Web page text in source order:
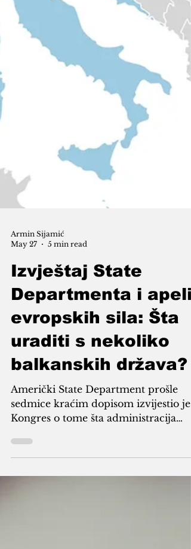
Armin Sijamić
Izvještaj State
Departmenta i apeli
evropskih sila: Šta
uraditi s nekoliko
balkanskih država?
Američki State Department prošle
sedmice kraćim dopisom izvijestio je
poimenice u Albaniji, Bosni i